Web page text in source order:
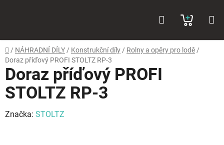
KOŠÍK
Domů
/ NÁHRADNÍ DÍLY / Konstrukční díly / Rolny a opěry pro lodě /
Doraz příďový PROFI STOLTZ RP-3
Doraz příďový PROFI
STOLTZ RP-3
Značka: STOLTZ